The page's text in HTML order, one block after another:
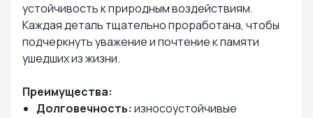
устойчивость к природным воздействиям.
Каждая деталь тщательно проработана, чтобы
подчеркнуть уважение и почтение к памяти
ушедших из жизни.
Преимущества:
Долговечность: износоустойчивые